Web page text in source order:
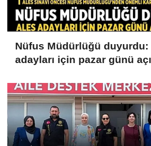
Nüfus Müdürlüğü duyurdu:
adayları için pazar günü